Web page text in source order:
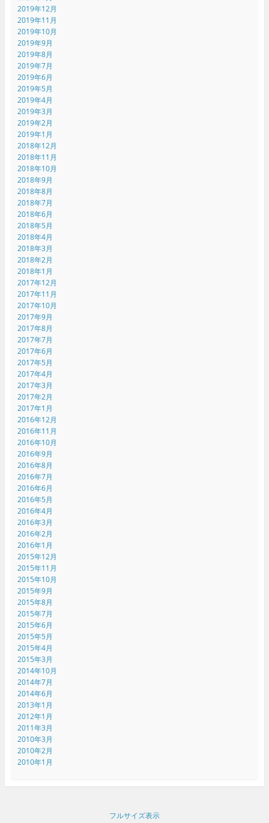
2019年12月
2019年11月
2019年10月
2019年9月
2019年8月
2019年7月
2019年6月
2019年5月
2019年4月
2019年3月
2019年2月
2019年1月
2018年12月
2018年11月
2018年10月
2018年9月
2018年8月
2018年7月
2018年6月
2018年5月
2018年4月
2018年3月
2018年2月
2018年1月
2017年12月
2017年11月
2017年10月
2017年9月
2017年8月
2017年7月
2017年6月
2017年5月
2017年4月
2017年3月
2017年2月
2017年1月
2016年12月
2016年11月
2016年10月
2016年9月
2016年8月
2016年7月
2016年6月
2016年5月
2016年4月
2016年3月
2016年2月
2016年1月
2015年12月
2015年11月
2015年10月
2015年9月
2015年8月
2015年7月
2015年6月
2015年5月
2015年4月
2015年3月
2014年10月
2014年7月
2014年6月
2013年1月
2012年1月
2011年3月
2010年3月
2010年2月
2010年1月
フルサイズ表示